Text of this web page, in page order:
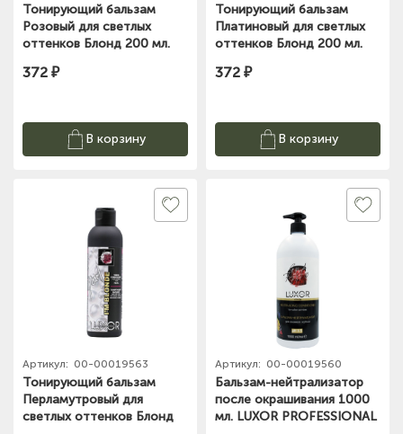
Тонирующий бальзам
Розовый для светлых
оттенков Блонд 200 мл.
372 ₽
В корзину
Тонирующий бальзам
Платиновый для светлых
оттенков Блонд 200 мл.
372 ₽
В корзину
Артикул: 00-00019563
Тонирующий бальзам
Перламутровый для
светлых оттенков Блонд
Артикул: 00-00019560
Бальзам-нейтрализатор
после окрашивания 1000
мл. LUXOR PROFESSIONAL